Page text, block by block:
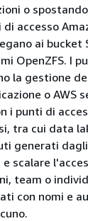
o
accesso
ai bucket
OpenZFS. I
la gestione
o AWS
i punti di
tra cui data
generati
scalare
team o
con nomi e